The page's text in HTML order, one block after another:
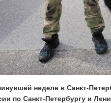
неделе в Санкт-
по Санкт-Петербургу и